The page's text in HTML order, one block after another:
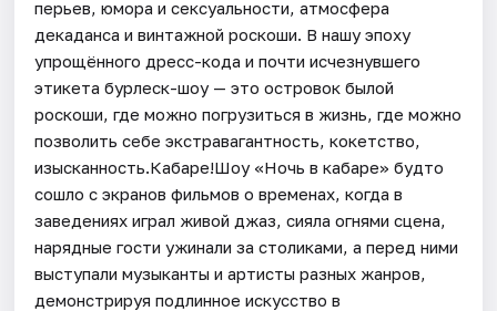
перьев, юмора и сексуальности, атмосфера
декаданса и винтажной роскоши. В нашу эпоху
упрощённого дресс-кода и почти исчезнувшего
этикета бурлеск-шоу — это островок былой
роскоши, где можно погрузиться в жизнь, где можно
позволить себе экстравагантность, кокетство,
изысканность.Кабаре!Шоу «Ночь в кабаре» будто
сошло с экранов фильмов о временах, когда в
заведениях играл живой джаз, сияла огнями сцена,
нарядные гости ужинали за столиками, а перед ними
выступали музыканты и артисты разных жанров,
демонстрируя подлинное искусство в